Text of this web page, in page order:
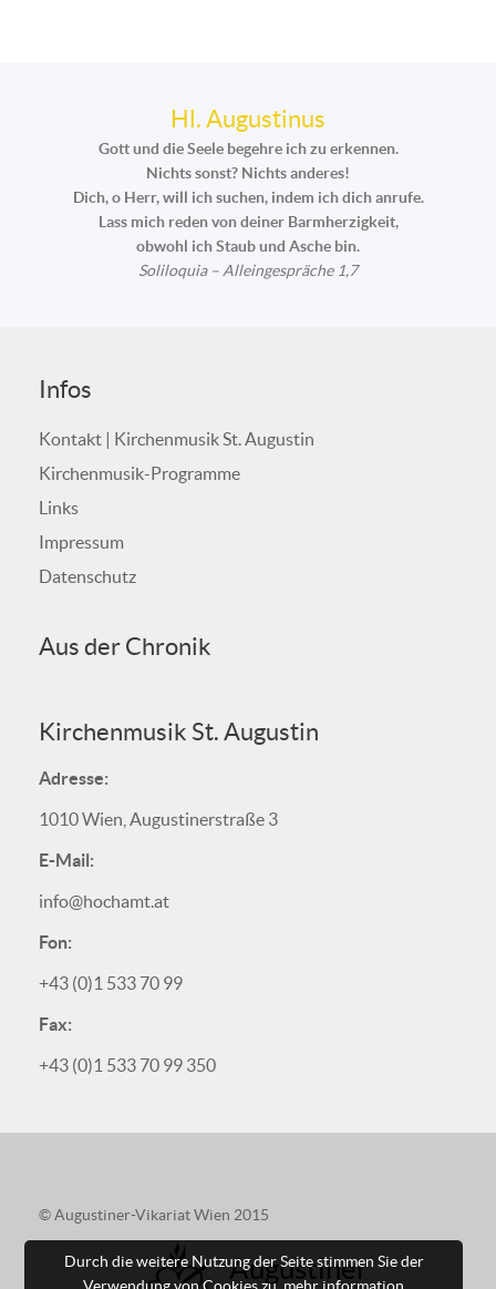
Hl. Augustinus
Gott und die Seele begehre ich zu erkennen.
Nichts sonst? Nichts anderes!
Dich, o Herr, will ich suchen, indem ich dich anrufe.
Lass mich reden von deiner Barmherzigkeit,
obwohl ich Staub und Asche bin.
Soliloquia – Alleingespräche 1,7
Infos
Kontakt | Kirchenmusik St. Augustin
Kirchenmusik-Programme
Links
Impressum
Datenschutz
Aus der Chronik
Kirchenmusik St. Augustin
Adresse:
1010 Wien, Augustinerstraße 3
E-Mail:
info@hochamt.at
Fon:
+43 (0)1 533 70 99
Fax:
+43 (0)1 533 70 99 350
© Augustiner-Vikariat Wien 2015
Augustiner
Durch die weitere Nutzung der Seite stimmen Sie der